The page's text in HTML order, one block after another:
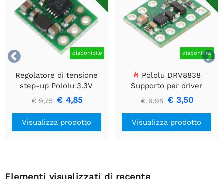

 disponibile
Regolatore di tensione
step-up Pololu 3.3V
U1V10F3
€ 9,75 € 4,85
Visualizza prodotto
disponibile
Pololu DRV8838
Supporto per driver
motore CC a spazzola
singola
€ 6,95 € 3,50
Visualizza prodotto
Elementi visualizzati di recente